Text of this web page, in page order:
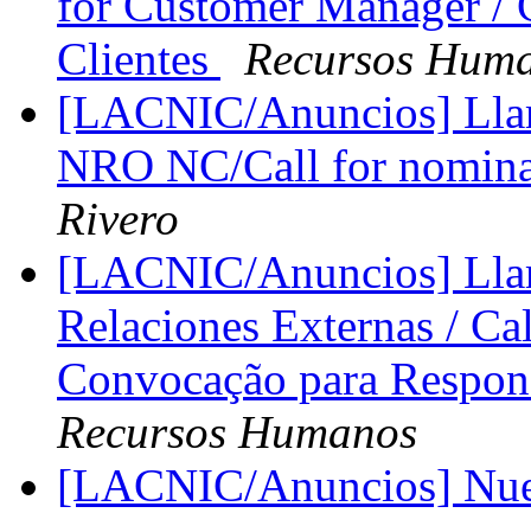
Clientes
Recursos
[LACNIC/Anuncios]
NRO NC/Call for
Rivero
[LACNIC/Anuncios]
Relaciones Externas /
Convocação para
Recursos Humanos
[LACNIC/Anuncios]